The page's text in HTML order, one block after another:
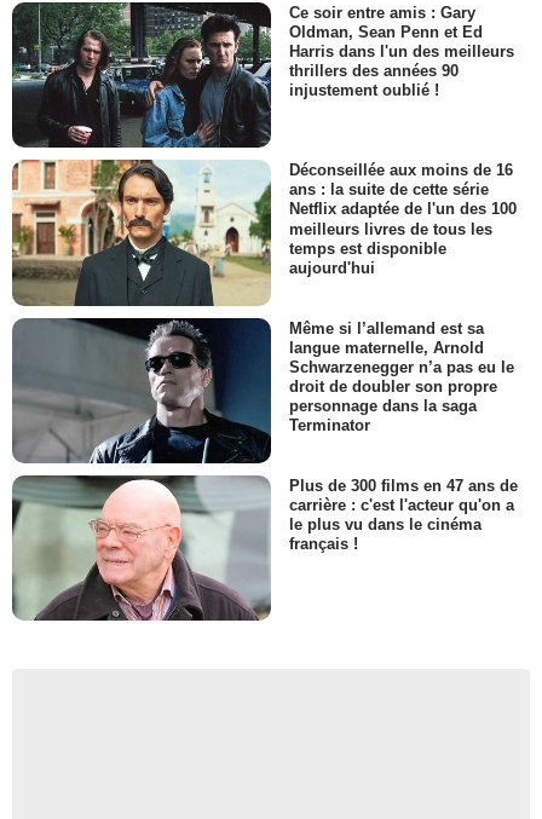
Ce soir entre amis : Gary
Oldman, Sean Penn et Ed
Harris dans l'un des meilleurs
thrillers des années 90
injustement oublié !
Déconseillée aux moins de 16
ans : la suite de cette série
Netflix adaptée de l'un des 100
meilleurs livres de tous les
temps est disponible
aujourd'hui
Même si l’allemand est sa
langue maternelle, Arnold
Schwarzenegger n’a pas eu le
droit de doubler son propre
personnage dans la saga
Terminator
Plus de 300 films en 47 ans de
carrière : c'est l'acteur qu'on a
le plus vu dans le cinéma
français !